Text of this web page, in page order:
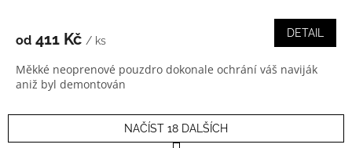
od 411 Kč / ks
DETAIL
Měkké neoprenové pouzdro dokonale ochrání váš naviják
aniž byl demontován
NAČÍST 18 DALŠÍCH